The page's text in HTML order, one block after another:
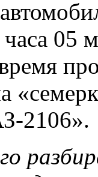
часа 05
2106».